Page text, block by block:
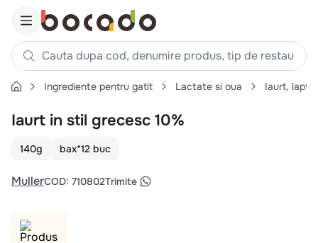
Cauta dupa cod, denumire produs, tip de restaurant,
Căutări populare
1. cartofi
. piept pui
4. chifle
. coaste
Ingrediente pentru gatit Lactate si oua Iaurt, lapte
Iaurt in stil grecesc 10%
140g bax*12 buc
MullerCOD: 710802Trimite